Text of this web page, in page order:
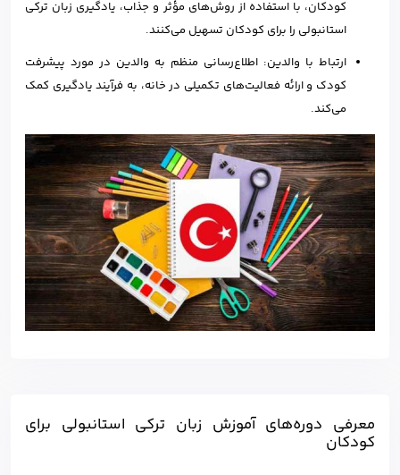
کودکان، با استفاده از روش‌های مؤثر و جذاب، یادگیری زبان ترکی
استانبولی را برای کودکان تسهیل می‌کنند.
ارتباط با والدین: اطلاع‌رسانی منظم به والدین در مورد پیشرفت
کودک و ارائه فعالیت‌های تکمیلی در خانه، به فرآیند یادگیری کمک
می‌کند.
معرفی دوره‌های آموزش زبان ترکی استانبولی برای
کودکان